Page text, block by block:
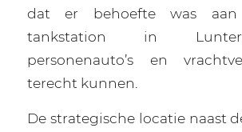
dat er behoefte was
tankstation in
personenauto’s en
terecht kunnen.
De strategische locatie naast